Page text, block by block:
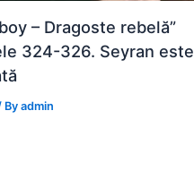
– Dragoste rebelă”
324-326. Seyran este
Byadmin